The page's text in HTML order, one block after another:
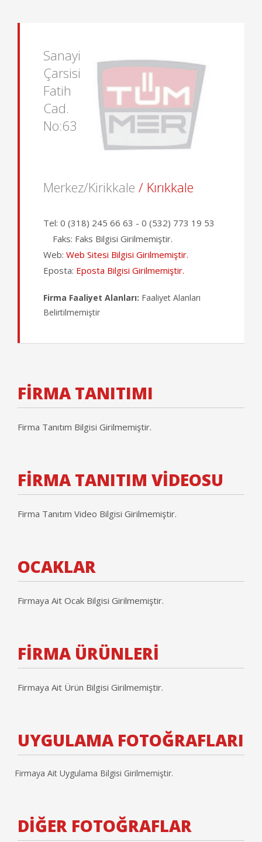
Sanayi
Çarsisi
Fatih
Cad.
No:63
Merkez/Kirikkale / Kırıkkale
Tel: 0 (318) 245 66 63 - 0 (532) 773 19 53
Faks: Faks Bilgisi Girilmemiştir.
Web: Web Sitesi Bilgisi Girilmemiştir.
Eposta: Eposta Bilgisi Girilmemiştir.
Firma Faaliyet Alanları: Faaliyet Alanları
Belirtilmemiştir
FİRMA TANITIMI
Firma Tanıtım Bilgisi Girilmemiştir.
FİRMA TANITIM VİDEOSU
Firma Tanıtım Video Bilgisi Girilmemiştir.
OCAKLAR
Firmaya Ait Ocak Bilgisi Girilmemiştir.
FİRMA ÜRÜNLERİ
Firmaya Ait Ürün Bilgisi Girilmemiştir.
UYGULAMA FOTOĞRAFLARI
Firmaya Ait Uygulama Bilgisi Girilmemiştir.
DİĞER FOTOĞRAFLAR